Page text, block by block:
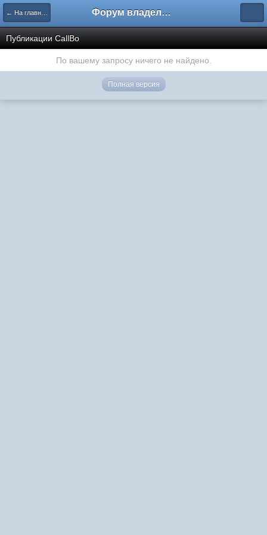
← На главную Форум владельцев интернет-магазинов
Публикации CallBo
По вашему запросу ничего не найдено.
Полная версия